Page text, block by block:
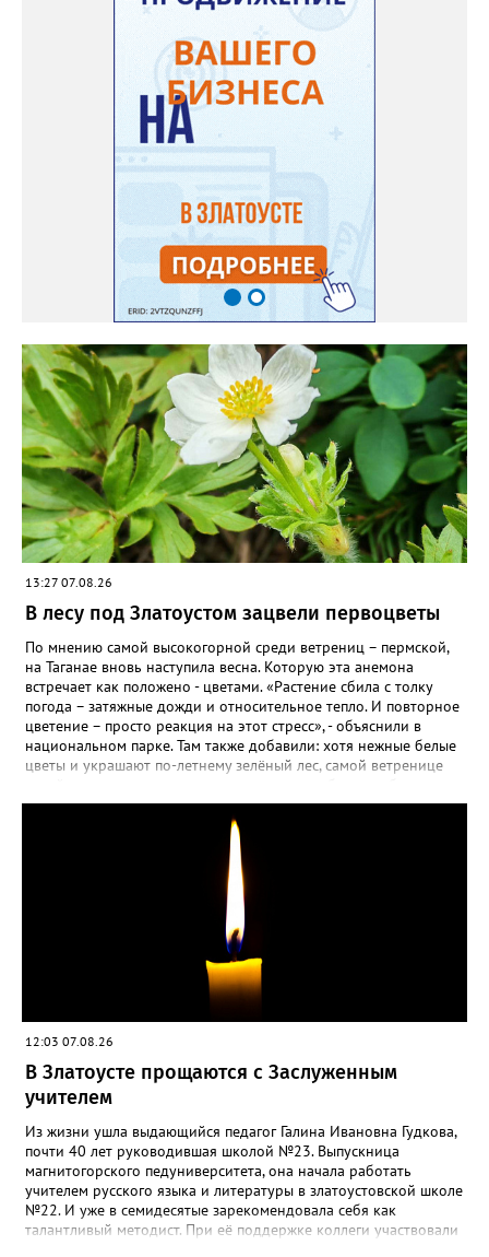
используется и в кулинарии». Семена, отметила собеседница
нашего портала, у неё были сорта «Вознесенская узколистная».
Только она хорошо зимует без укрытия. Всхожесть оказалась
на удивление хорошей: из пяти семян из каждой пачки четыре
взошли даже без стратификации. После покупки (по весне)
садовод советует сразу убрать семена в холодильник на два
месяца, а место посадки - мульчировать мелкой корой. Семена
самосевом в ней отлично прорастают. Если иногда срезать
сухие цветы и стряхивать семена вокруг куртины, лаванда
весной прорастет сама. Ещё один секрет – этот символ
Прованса не любит «вкусную» почву. Добавляйте в посадочную
яму гравий и песок – требуется хороший дренаж. В первый год
Екатерина рекомендует цветы убирать, чтобы силы куста
пошли на наращивание корневой системы. А со второго года
пусть лаванда цветёт во всю силу! Фото: Екатерина Бойко,
специально для «Златоуст.инфо». Обсуждение новости здесь
ВКОНТАКТЕ https://vk.com/newszlatoust74
13:27 07.08.26
В лесу под Златоустом зацвели первоцветы
По мнению самой высокогорной среди ветрениц – пермской,
на Таганае вновь наступила весна. Которую эта анемона
встречает как положено - цветами. «Растение сбила с толку
погода – затяжные дожди и относительное тепло. И повторное
цветение – просто реакция на этот стресс», - объяснили в
национальном парке. Там также добавили: хотя нежные белые
цветы и украшают по-летнему зелёный лес, самой ветренице
силы перед долгой зимовкой.
12:03 07.08.26
В Златоусте прощаются с Заслуженным
учителем
Из жизни ушла выдающийся педагог Галина Ивановна Гудкова,
почти 40 лет руководившая школой №23. Выпускница
магнитогорского педуниверситета, она начала работать
учителем русского языка и литературы в златоустовской школе
№22. И уже в семидесятые зарекомендовала себя как
талантливый методист. При её поддержке коллеги участвовали